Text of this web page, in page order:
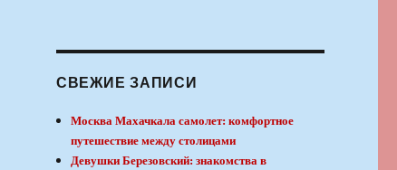
СВЕЖИЕ ЗАПИСИ
Москва Махачкала самолет: комфортное
путешествие между столицами
Девушки Березовский: знакомства в